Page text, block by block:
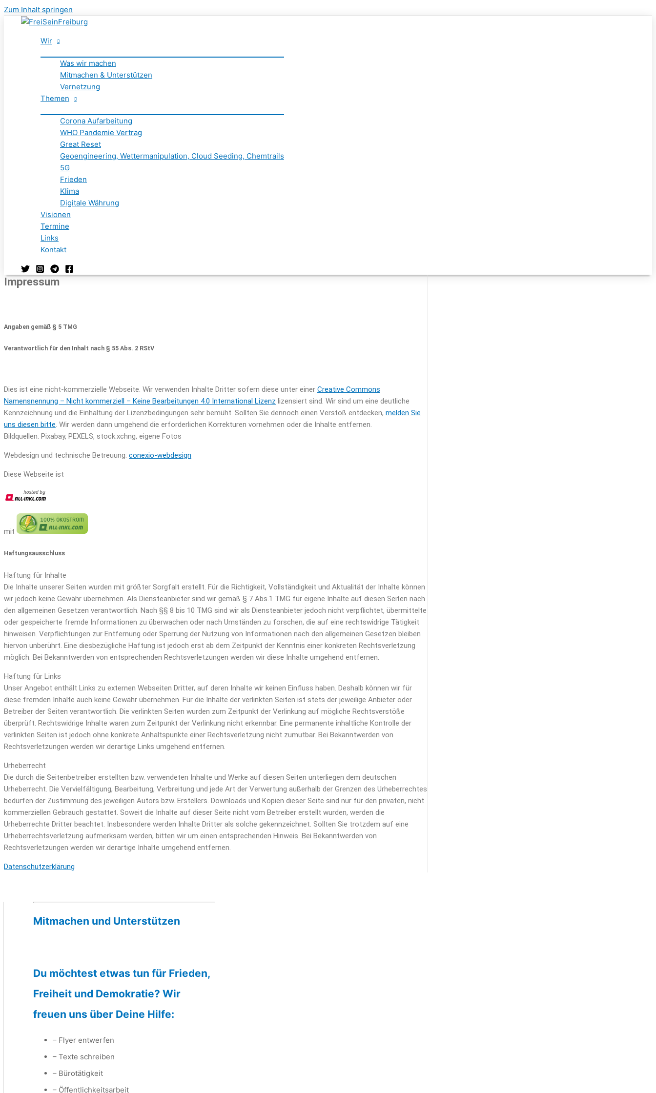
Zum Inhalt springen
Wir
Was wir machen
Mitmachen & Unterstützen
Vernetzung
Themen
Corona Aufarbeitung
WHO Pandemie Vertrag
Great Reset
Geoengineering, Wettermanipulation, Cloud Seeding, Chemtrails
5G
Frieden
Klima
Digitale Währung
Visionen
Termine
Links
Kontakt
Impressum
Angaben gemäß § 5 TMG
Verantwortlich für den Inhalt nach § 55 Abs. 2 RStV
Dies ist eine nicht-kommerzielle Webseite. Wir verwenden Inhalte Dritter sofern diese unter einer Creative Commons
Namensnennung – Nicht kommerziell – Keine Bearbeitungen 4.0 International Lizenz lizensiert sind. Wir sind um eine deutliche
Kennzeichnung und die Einhaltung der Lizenzbedingungen sehr bemüht. Sollten Sie dennoch einen Verstoß entdecken, melden Sie
uns diesen bitte. Wir werden dann umgehend die erforderlichen Korrekturen vornehmen oder die Inhalte entfernen.
Bildquellen: Pixabay, PEXELS, stock.xchng, eigene Fotos
Webdesign und technische Betreuung: conexio-webdesign
Diese Webseite ist
mit
Haftungsausschluss
Haftung für Inhalte
Die Inhalte unserer Seiten wurden mit größter Sorgfalt erstellt. Für die Richtigkeit, Vollständigkeit und Aktualität der Inhalte können
wir jedoch keine Gewähr übernehmen. Als Diensteanbieter sind wir gemäß § 7 Abs.1 TMG für eigene Inhalte auf diesen Seiten nach
den allgemeinen Gesetzen verantwortlich. Nach §§ 8 bis 10 TMG sind wir als Diensteanbieter jedoch nicht verpflichtet, übermittelte
oder gespeicherte fremde Informationen zu überwachen oder nach Umständen zu forschen, die auf eine rechtswidrige Tätigkeit
hinweisen. Verpflichtungen zur Entfernung oder Sperrung der Nutzung von Informationen nach den allgemeinen Gesetzen bleiben
hiervon unberührt. Eine diesbezügliche Haftung ist jedoch erst ab dem Zeitpunkt der Kenntnis einer konkreten Rechtsverletzung
möglich. Bei Bekanntwerden von entsprechenden Rechtsverletzungen werden wir diese Inhalte umgehend entfernen.
Haftung für Links
Unser Angebot enthält Links zu externen Webseiten Dritter, auf deren Inhalte wir keinen Einfluss haben. Deshalb können wir für
diese fremden Inhalte auch keine Gewähr übernehmen. Für die Inhalte der verlinkten Seiten ist stets der jeweilige Anbieter oder
Betreiber der Seiten verantwortlich. Die verlinkten Seiten wurden zum Zeitpunkt der Verlinkung auf mögliche Rechtsverstöße
überprüft. Rechtswidrige Inhalte waren zum Zeitpunkt der Verlinkung nicht erkennbar. Eine permanente inhaltliche Kontrolle der
verlinkten Seiten ist jedoch ohne konkrete Anhaltspunkte einer Rechtsverletzung nicht zumutbar. Bei Bekanntwerden von
Rechtsverletzungen werden wir derartige Links umgehend entfernen.
Urheberrecht
Die durch die Seitenbetreiber erstellten bzw. verwendeten Inhalte und Werke auf diesen Seiten unterliegen dem deutschen
Urheberrecht. Die Vervielfältigung, Bearbeitung, Verbreitung und jede Art der Verwertung außerhalb der Grenzen des Urheberrechtes
bedürfen der Zustimmung des jeweiligen Autors bzw. Erstellers. Downloads und Kopien dieser Seite sind nur für den privaten, nicht
kommerziellen Gebrauch gestattet. Soweit die Inhalte auf dieser Seite nicht vom Betreiber erstellt wurden, werden die
Urheberrechte Dritter beachtet. Insbesondere werden Inhalte Dritter als solche gekennzeichnet. Sollten Sie trotzdem auf eine
Urheberrechtsverletzung aufmerksam werden, bitten wir um einen entsprechenden Hinweis. Bei Bekanntwerden von
Rechtsverletzungen werden wir derartige Inhalte umgehend entfernen.
Datenschutzerklärung
Mitmachen und Unterstützen
Du möchtest etwas tun für Frieden,
Freiheit und Demokratie? Wir
freuen uns über Deine Hilfe:
– Flyer entwerfen
– Texte schreiben
– Bürotätigkeit
– Öffentlichkeitsarbeit